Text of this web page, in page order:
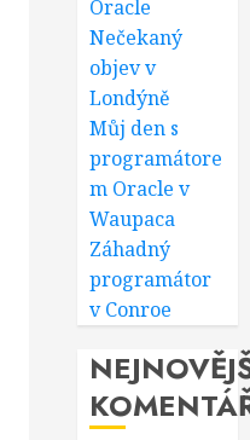
Oracle
Nečekaný
objev v
Londýně
Můj den s
programátore
m Oracle v
Waupaca
Záhadný
programátor
v Conroe